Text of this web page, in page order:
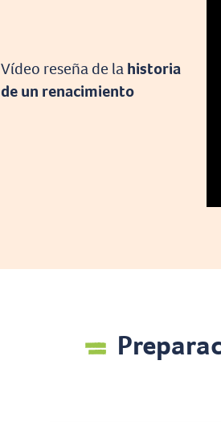
Vídeo reseña de lahistoria
de un renacimiento